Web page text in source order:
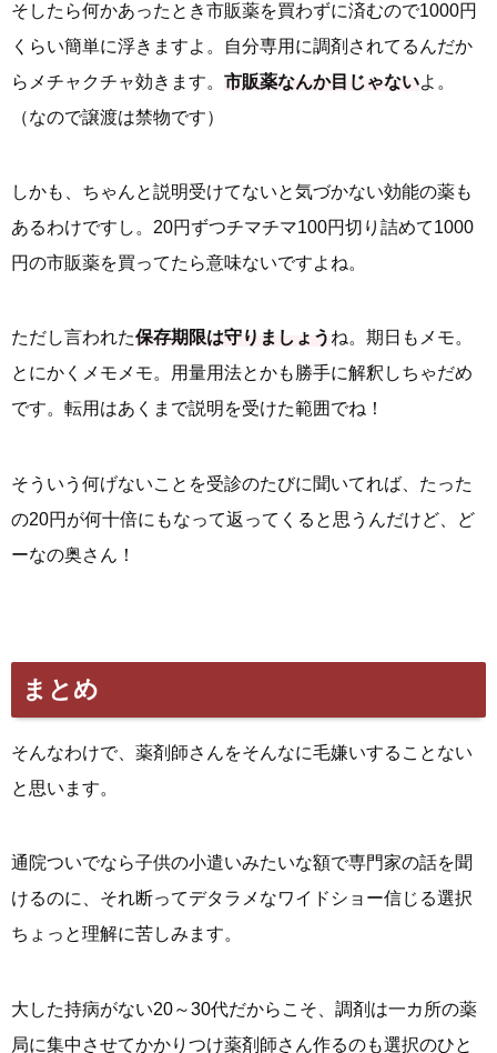
そしたら何かあったとき市販薬を買わずに済むので1000円
くらい簡単に浮きますよ。自分専用に調剤されてるんだか
らメチャクチャ効きます。 市販薬なんか目じゃないよ。
（なので譲渡は禁物です）
しかも、ちゃんと説明受けてないと気づかない効能の薬も
あるわけですし。20円ずつチマチマ100円切り詰めて1000
円の市販薬を買ってたら意味ないですよね。
ただし言われた保存期限は守りましょう ね。期日もメモ。
とにかくメモメモ。用量用法とかも勝手に解釈しちゃだめ
です。転用はあくまで説明を受けた範囲でね！
そういう何げないことを受診のたびに聞いてれば、たった
の20円が何十倍にもなって返ってくると思うんだけど、ど
ーなの奥さん！
まとめ
そんなわけで、薬剤師さんをそんなに毛嫌いすることない
と思います。
通院ついでなら子供の小遣いみたいな額で専門家の話を聞
けるのに、それ断ってデタラメなワイドショー信じる選択
ちょっと理解に苦しみます。
大した持病がない20～30代だからこそ、調剤は一カ所の薬
局に集中させてかかりつけ薬剤師さん作るのも選択のひと